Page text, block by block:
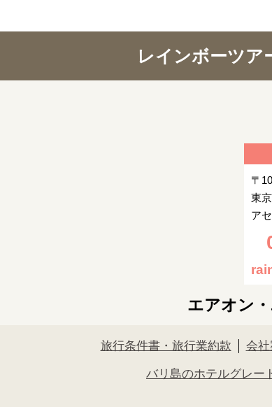
レインボーツア
〒
東
ア
エアオン
旅行条件書・旅行業約款 会
バリ島のホテルグレー